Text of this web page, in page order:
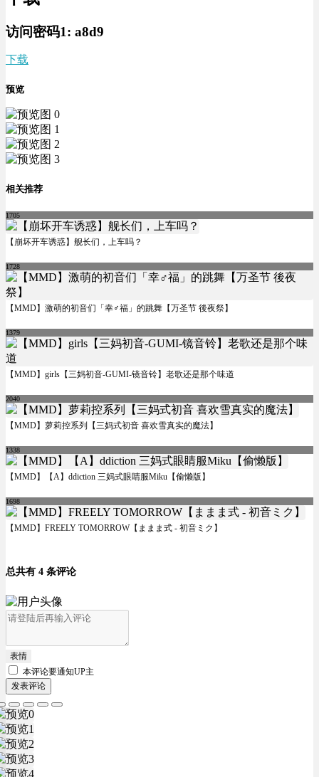
访问密码1: a8d9
下载
预览
相关推荐
1705
【崩坏开车诱惑】舰长们，上车吗？
1728
【MMD】激萌的初音们「幸♂福」的跳舞【万圣节 後夜祭】
1379
【MMD】girls【三妈初音-GUMI-镜音铃】老歌还是那个味道
2040
【MMD】萝莉控系列【三妈式初音 喜欢雪真实的魔法】
1338
【MMD】【A】ddiction 三妈式眼睛服Miku【偷懒版】
1698
【MMD】FREELY TOMORROW【ままま式 - 初音ミク】
总共有 4 条评论
表情
本评论要通知UP主
发表评论